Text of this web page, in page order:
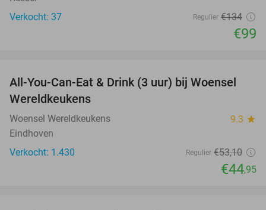
Verkocht: 37
Regulier €134
€99
15%
All-You-Can-Eat & Drink (3 uur) bij Woensel
Wereldkeukens
Woensel Wereldkeukens 9.3 star
Eindhoven
Verkocht: 1.430
Regulier €53,10
€44,95